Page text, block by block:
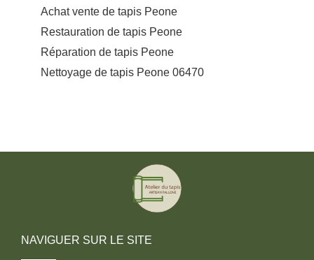
Achat vente de tapis Peone
Restauration de tapis Peone
Réparation de tapis Peone
Nettoyage de tapis Peone 06470
NAVIGUER SUR LE SITE